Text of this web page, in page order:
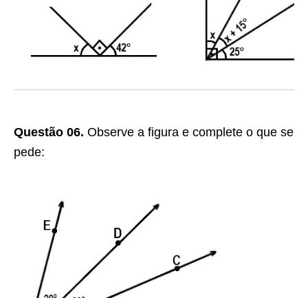
Questão 06. Observe a figura e complete o que se
pede: